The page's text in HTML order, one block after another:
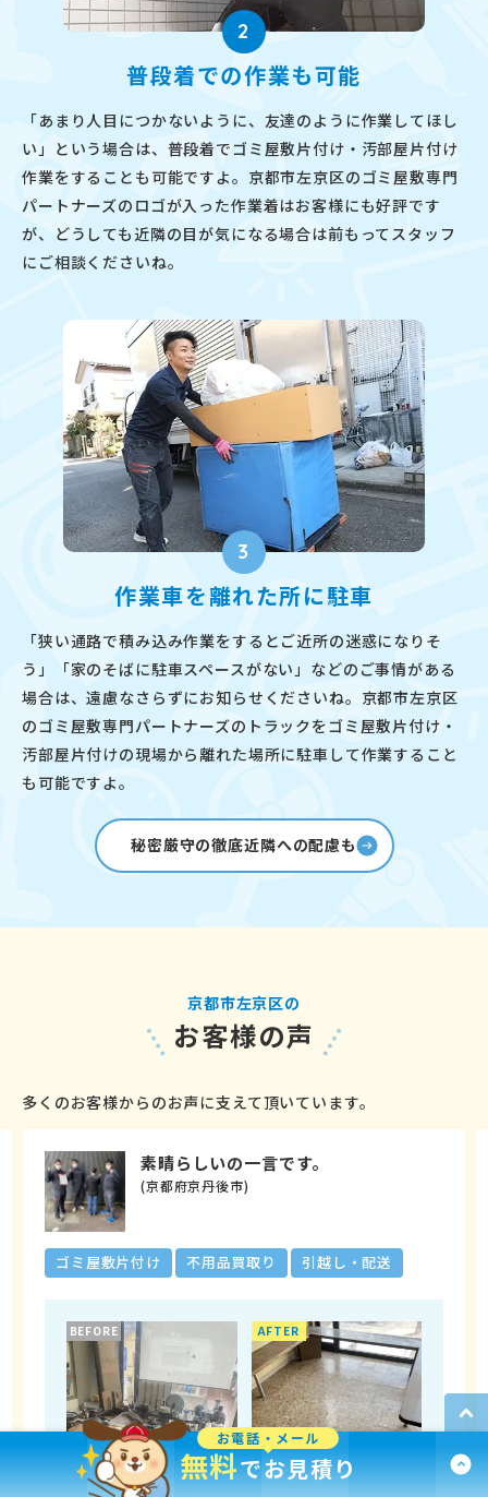
2
普段着での作業も可能
「あまり人目につかないように、友達のように作業してほし
い」という場合は、普段着でゴミ屋敷片付け・汚部屋片付け
作業をすることも可能ですよ。京都市左京区のゴミ屋敷専門
パートナーズのロゴが入った作業着はお客様にも好評です
が、どうしても近隣の目が気になる場合は前もってスタッフ
にご相談くださいね。
3
作業車を離れた所に駐車
「狭い通路で積み込み作業をするとご近所の迷惑になりそ
う」「家のそばに駐車スペースがない」などのご事情がある
場合は、遠慮なさらずにお知らせくださいね。京都市左京区
のゴミ屋敷専門パートナーズのトラックをゴミ屋敷片付け・
汚部屋片付けの現場から離れた場所に駐車して作業すること
も可能ですよ。
秘密厳守の徹底近隣への配慮も
京都市左京区の
お客様の声
多くのお客様からのお声に支えて頂いています。
素晴らしいの一言です。
(京都府京丹後市)
ゴミ屋敷片付け 不用品買取り 引越し・配送
BEFORE AFTER
お電話・メール
無料でお見積り